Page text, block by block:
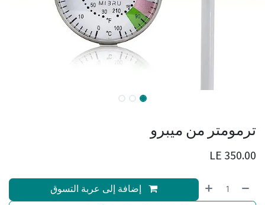
ترمومتر من ميبرو
350.00
إضافة إلى عربة التسوق